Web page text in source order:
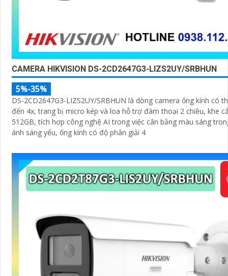
CAMERA HIKVISION DS-2CD2647G3-LIZS2UY/SRBHUN
5%-35%
DS-2CD2647G3-LIZS2UY/SRBHUN là dòng camera ống kính có
đến 4x, trang bị micro kép và loa hỗ trợ đàm thoại 2 chiều, khe
512GB, tích hợp công nghệ AI trong việc cân bằng màu sáng
ánh sáng yếu, ống kính có độ phân giải 4